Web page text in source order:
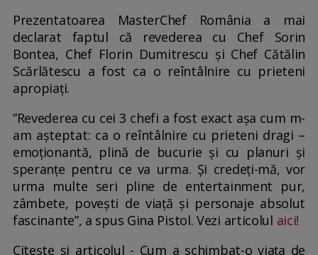
Prezentatoarea MasterChef România a mai
declarat faptul că revederea cu Chef Sorin
Bontea, Chef Florin Dumitrescu și Chef Cătălin
Scărlătescu a fost ca o reîntâlnire cu prieteni
apropiați.
”Revederea cu cei 3 chefi a fost exact așa cum m-
am așteptat: ca o reîntâlnire cu prieteni dragi –
emoționantă, plină de bucurie și cu planuri și
speranțe pentru ce va urma. Și credeți-mă, vor
urma multe seri pline de entertainment pur,
zâmbete, povești de viață și personaje absolut
fascinante”, a spus Gina Pistol. Vezi articolul aici!
Citește și articolul - Cum a schimbat-o viața de